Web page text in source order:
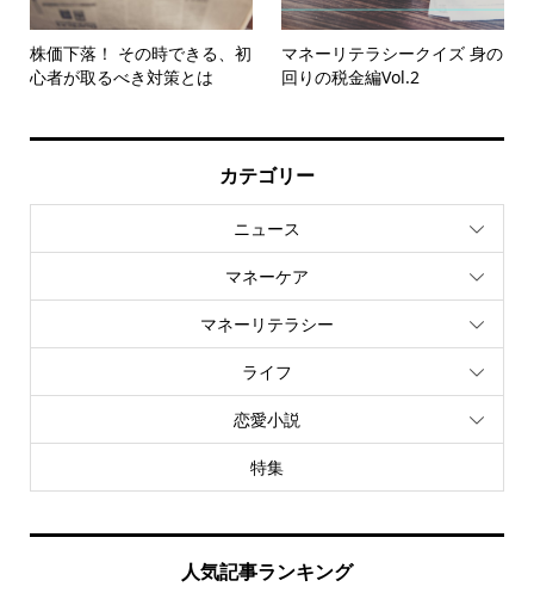
株価下落！ その時できる、初
心者が取るべき対策とは
マネーリテラシークイズ 身の
回りの税金編Vol.2
カテゴリー
ニュース
マネーケア
マネーリテラシー
ライフ
恋愛小説
特集
人気記事ランキング